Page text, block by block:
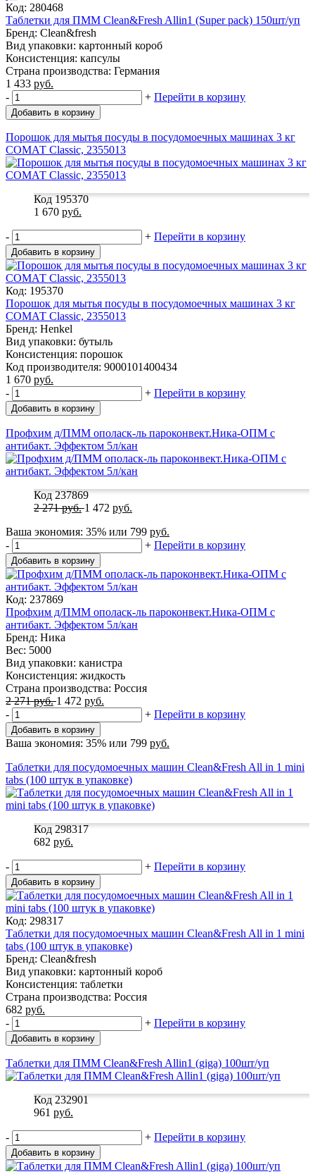
Код: 280468
Таблетки для ПММ Clean&Fresh Allin1 (Super pack) 150шт/уп
Бренд: Clean&fresh
Вид упаковки: картонный короб
Консистенция: капсулы
Страна производства: Германия
1 433 руб.
-
+ Перейти в корзину
Добавить в корзину
Порошок для мытья посуды в посудомоечных машинах 3 кг
СОМАТ Classic, 2355013
Код 195370
1 670 руб.
- + Перейти в корзину
Добавить в корзину
Код: 195370
Порошок для мытья посуды в посудомоечных машинах 3 кг
СОМАТ Classic, 2355013
Бренд: Henkel
Вид упаковки: бутыль
Консистенция: порошок
Код производителя: 9000101400434
1 670 руб.
-
+ Перейти в корзину
Добавить в корзину
Профхим д/ПММ ополаск-ль пароконвект.Ника-ОПМ с
антибакт. Эффектом 5л/кан
Код 237869
2 271руб. 1 472 руб.
Ваша экономия: 35% или 799 руб.
-
+ Перейти в корзину
Добавить в корзину
Код: 237869
Профхим д/ПММ ополаск-ль пароконвект.Ника-ОПМ с
антибакт. Эффектом 5л/кан
Бренд: Ника
Вес: 5000
Вид упаковки: канистра
Консистенция: жидкость
Страна производства: Россия
2 271руб. 1 472 руб.
-
+ Перейти в корзину
Добавить в корзину
Ваша экономия: 35% или 799 руб.
Таблетки для посудомоечных машин Clean&Fresh All in 1 mini
tabs (100 штук в упаковке)
Код 298317
682 руб.
- + Перейти в корзину
Добавить в корзину
Код: 298317
Таблетки для посудомоечных машин Clean&Fresh All in 1 mini
tabs (100 штук в упаковке)
Бренд: Clean&fresh
Вид упаковки: картонный короб
Консистенция: таблетки
Страна производства: Россия
682 руб.
-
+ Перейти в корзину
Добавить в корзину
Таблетки для ПММ Clean&Fresh Allin1 (giga) 100шт/уп
Код 232901
961 руб.
- + Перейти в корзину
Добавить в корзину